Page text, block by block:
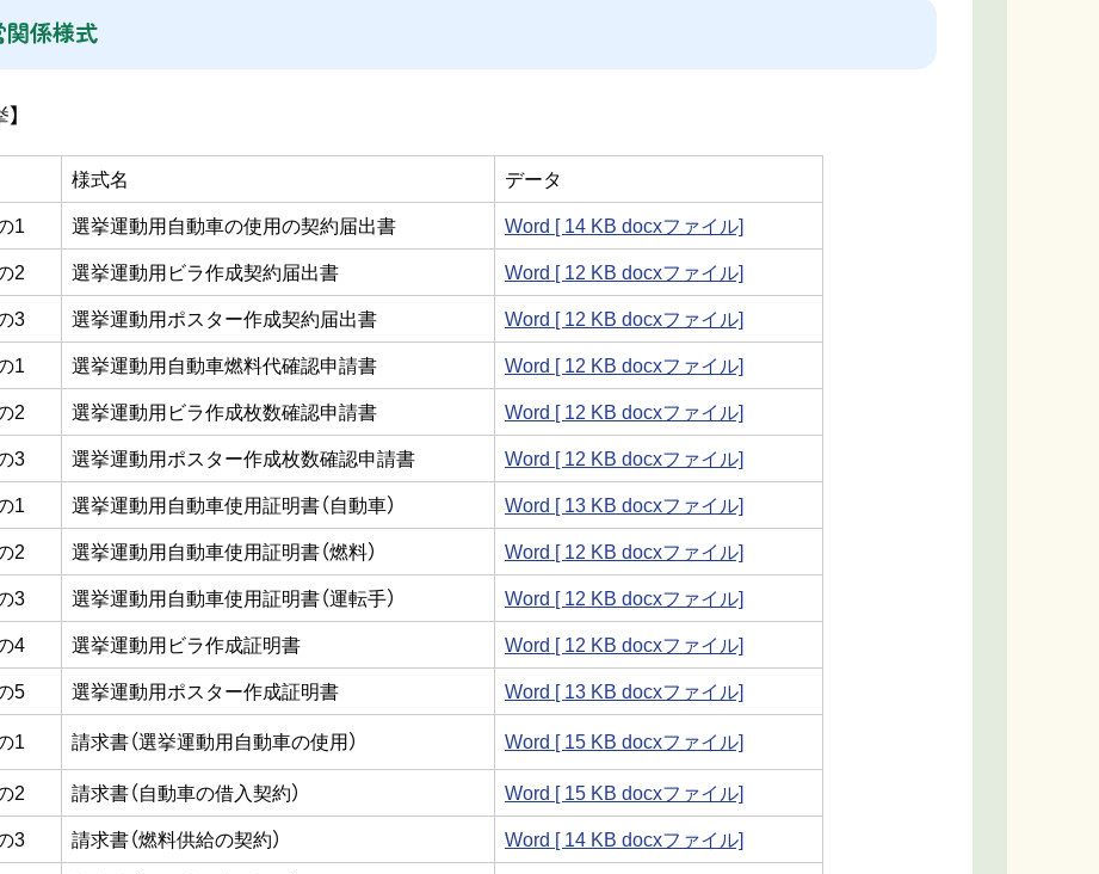
係様式
様式名 データ
1 選挙運動用自動車の使用の契約届出書 Word [ 14 KB docxファイル]
2 選挙運動用ビラ作成契約届出書 Word [ 12 KB docxファイル]
3 選挙運動用ポスター作成契約届出書 Word [ 12 KB docxファイル]
1 選挙運動用自動車燃料代確認申請書 Word [ 12 KB docxファイル]
2 選挙運動用ビラ作成枚数確認申請書 Word [ 12 KB docxファイル]
3 選挙運動用ポスター作成枚数確認申請書 Word [ 12 KB docxファイル]
1 選挙運動用自動車使用証明書（自動車） Word [ 13 KB docxファイル]
2 選挙運動用自動車使用証明書（燃料） Word [ 12 KB docxファイル]
3 選挙運動用自動車使用証明書（運転手） Word [ 12 KB docxファイル]
4 選挙運動用ビラ作成証明書 Word [ 12 KB docxファイル]
5 選挙運動用ポスター作成証明書 Word [ 13 KB docxファイル]
1 請求書（選挙運動用自動車の使用） Word [ 15 KB docxファイル]
2 請求書（自動車の借入契約） Word [ 15 KB docxファイル]
3 請求書（燃料供給の契約） Word [ 14 KB docxファイル]